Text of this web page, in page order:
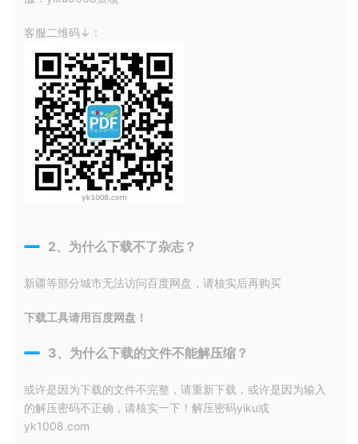
客服二维码↓：
2、为什么下载不了杂志？
新疆等部分城市无法访问百度网盘，请核实后再购买
下载工具请用百度网盘！
3、为什么下载的文件不能解压缩？
或许是因为下载的文件不完整，请重新下载，或许是因为输入
的解压密码不正确，请核实一下！解压密码yiku或
yk1008.com